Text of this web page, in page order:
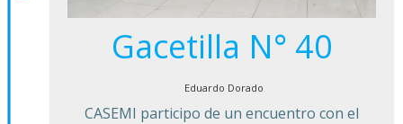
Gacetilla N° 40
Eduardo Dorado
CASEMI participo de un encuentro con el